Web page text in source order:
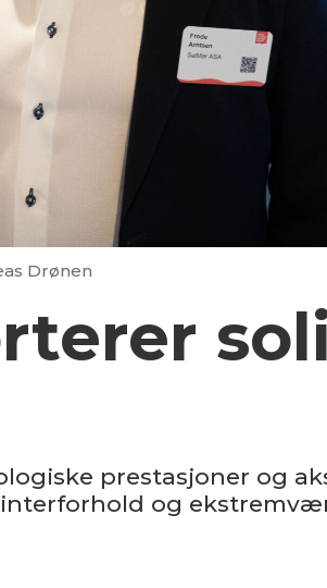
Drønen
prestasjoner og
og